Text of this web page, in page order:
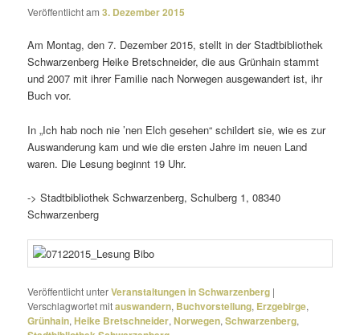
Veröffentlicht am3. Dezember 2015
Am Montag, den 7. Dezember 2015, stellt in der Stadtbibliothek
Schwarzenberg Heike Bretschneider, die aus Grünhain stammt
und 2007 mit ihrer Familie nach Norwegen ausge­wan­dert ist, ihr
Buch vor.
In „Ich hab noch nie ’nen Elch gesehen“ schil­dert sie, wie es zur
Auswanderung kam und wie die ersten Jahre im neuen Land
waren. Die Lesung beginnt 19 Uhr.
-> Stadtbibliothek Schwarzenberg, Schulberg 1, 08340
Schwarzenberg
Veröffentlicht unterVeranstaltungen in Schwarzenberg |
Verschlagwortet mitauswandern, Buchvorstellung, Erzgebirge,
Grünhain,Heike Bretschneider,Norwegen,Schwarzenberg,